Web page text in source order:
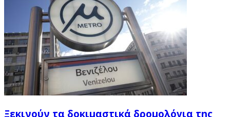
Ξεκινούν τα δοκιμαστικά δρομολόγια της